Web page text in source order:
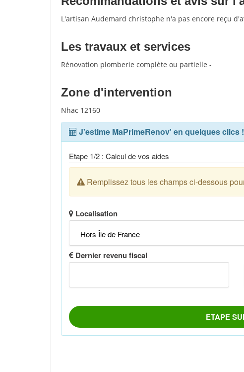
L'artisan Audemard christophe n'a pas encore reçu
Les travaux et services
Rénovation plomberie complète ou partielle -
Zone d'intervention
Nhac 12160